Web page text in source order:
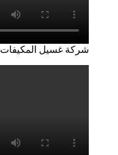
شركة غسيل المكيفات